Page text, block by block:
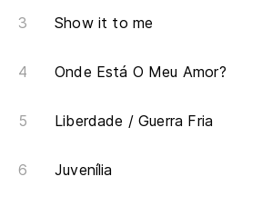
Show it to me
Onde Está O Meu Amor?
Liberdade / Guerra Fria
Juvenília